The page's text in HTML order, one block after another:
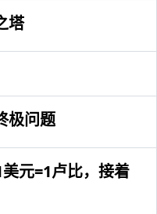
塔
极问题
元=1卢比，接着